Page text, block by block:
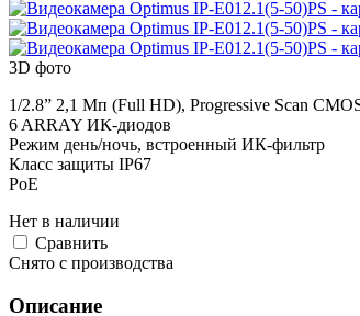
3D фото
1/2.8” 2,1 Мп (Full HD), Progressive Scan
6 ARRAY ИК-диодов
Режим день/ночь, встроенный ИК-фильтр
Класс защиты IР67
PoE
Нет в наличии
Cравнить
Снято с производства
Описание